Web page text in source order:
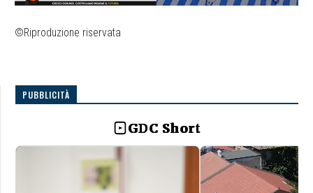
©Riproduzione riservata
PUBBLICITÀ
GDC Short